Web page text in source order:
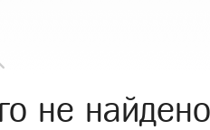
не найдено